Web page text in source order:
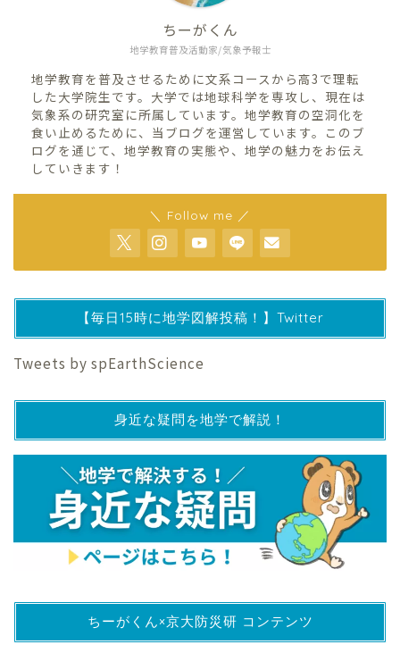
地学教育普及活動家/気象予報士
ちーがくん
地学教育を普及させるために文系コースから高3で理転
した大学院生です。大学では地球科学を専攻し、現在は
気象系の研究室に所属しています。地学教育の空洞化を
食い止めるために、当ブログを運営しています。このブ
ログを通じて、地学教育の実態や、地学の魅力をお伝え
していきます！
＼ Follow me ／
【毎日15時に地学図解投稿！】Twitter
Tweets by spEarthScience
身近な疑問を地学で解説！
ちーがくん×京大防災研 コンテンツ